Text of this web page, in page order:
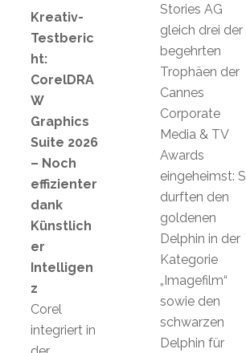
Stories AG
gleich drei der
begehrten
Trophäen der
Cannes
Corporate
Media & TV
Awards
eingeheimst:
durften den
goldenen
Delphin in der
Kategorie
„Imagefilm“
sowie den
schwarzen
Delphin für
Kreativ-
Testberic
ht:
CorelDRA
W
Graphics
Suite 2026
– Noch
effizienter
dank
Künstlich
er
Intelligen
z
Corel
integriert in